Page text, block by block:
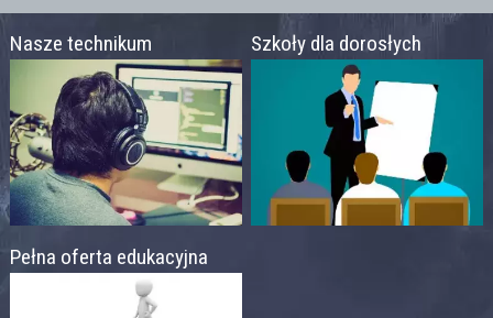
Nasze technikum Szkoły dla dorosłych
Pełna oferta edukacyjna